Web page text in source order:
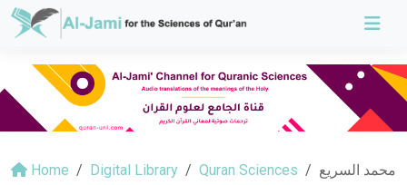
Home Digital Library Quran Sciences محمد السريع